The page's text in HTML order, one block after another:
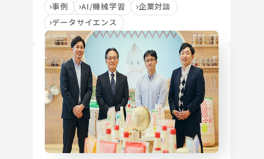
事例 AI/機械学習
企業対談
データサイエンス